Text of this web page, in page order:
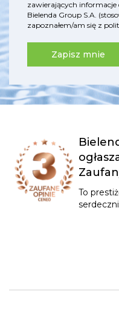
zawierających informacje
Bielenda Group S.A.
zapoznałem/am się z
Zapisz mnie
To